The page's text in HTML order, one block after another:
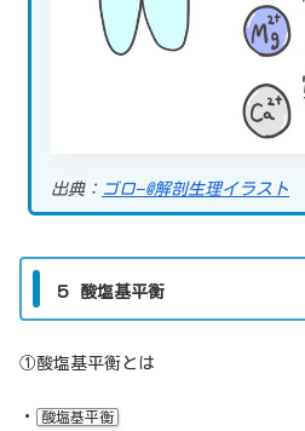
出典： ゴロ−@解剖生理イラスト
５ 酸塩基平衡
①酸塩基平衡とは
・ 酸塩基平衡